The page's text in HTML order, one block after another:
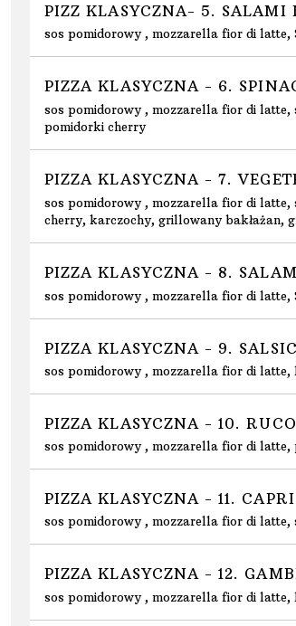
PIZZ KLASYCZNA- 5. SALAMI
sos pomidorowy , mozzarella fior di latte,
PIZZA KLASYCZNA - 6.
sos pomidorowy , mozzarella fior di
pomidorki cherry
PIZZA KLASYCZNA - 7.
sos pomidorowy , mozzarella fior di
cherry, karczochy, grillowany bakłażan,
PIZZA KLASYCZNA - 8.
sos pomidorowy , mozzarella fior di latte,
PIZZA KLASYCZNA - 9.
sos pomidorowy , mozzarella fior di latte,
PIZZA KLASYCZNA - 10.
sos pomidorowy , mozzarella fior di
PIZZA KLASYCZNA - 11.
sos pomidorowy , mozzarella fior di
PIZZA KLASYCZNA - 12.
sos pomidorowy , mozzarella fior di